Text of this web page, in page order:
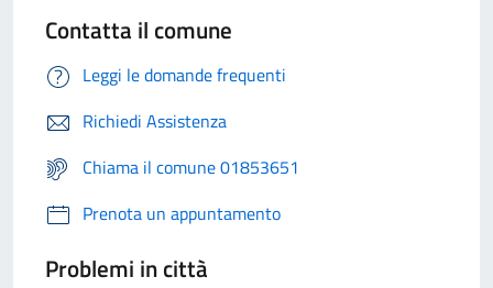
Contatta il comune
Leggi le domande frequenti
Richiedi Assistenza
Chiama il comune 01853651
Prenota un appuntamento
Problemi in città